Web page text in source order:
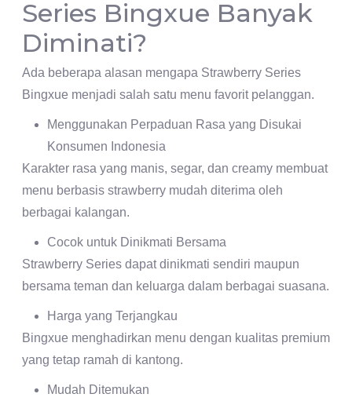
Series Bingxue Banyak
Diminati?
Ada beberapa alasan mengapa Strawberry Series
Bingxue menjadi salah satu menu favorit pelanggan.
Menggunakan Perpaduan Rasa yang Disukai
Konsumen Indonesia
Karakter rasa yang manis, segar, dan creamy membuat
menu berbasis strawberry mudah diterima oleh
berbagai kalangan.
Cocok untuk Dinikmati Bersama
Strawberry Series dapat dinikmati sendiri maupun
bersama teman dan keluarga dalam berbagai suasana.
Harga yang Terjangkau
Bingxue menghadirkan menu dengan kualitas premium
yang tetap ramah di kantong.
Mudah Ditemukan